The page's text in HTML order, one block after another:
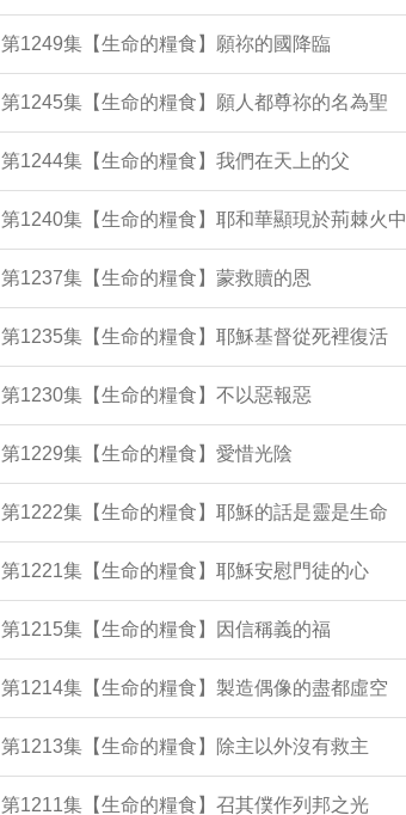
第1249集【生命的糧食】願祢的國降臨
第1245集【生命的糧食】願人都尊祢的名為聖
第1244集【生命的糧食】我們在天上的父
第1240集【生命的糧食】耶和華顯現於荊棘火中
第1237集【生命的糧食】蒙救贖的恩
第1235集【生命的糧食】耶穌基督從死裡復活
第1230集【生命的糧食】不以惡報惡
第1229集【生命的糧食】愛惜光陰
第1222集【生命的糧食】耶穌的話是靈是生命
第1221集【生命的糧食】耶穌安慰門徒的心
第1215集【生命的糧食】因信稱義的福
第1214集【生命的糧食】製造偶像的盡都虛空
第1213集【生命的糧食】除主以外沒有救主
第1211集【生命的糧食】召其僕作列邦之光